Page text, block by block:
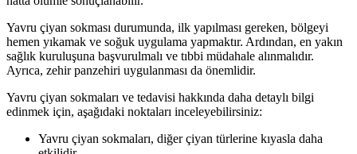
Yavru çiyan sokması durumunda, ilk yapılması gereken, bölgeyi
hemen yıkamak ve soğuk uygulama yapmaktır. Ardından, en yakın
sağlık kuruluşuna başvurulmalı ve tıbbi müdahale alınmalıdır.
Ayrıca, zehir panzehiri uygulanması da önemlidir.
Yavru çiyan sokmaları ve tedavisi hakkında daha detaylı bilgi
edinmek için, aşağıdaki noktaları inceleyebilirsiniz:
Yavru çiyan sokmaları, diğer çiyan türlerine kıyasla daha